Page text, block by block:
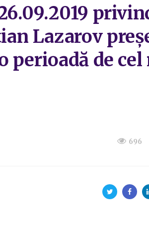
Lazarov
perioadă de
696